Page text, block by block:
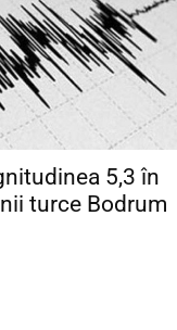
5,3 în
turce Bodrum